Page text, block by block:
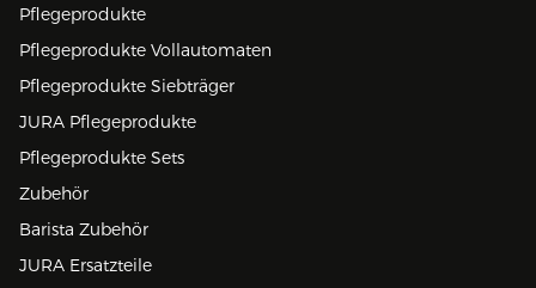
Pflegeprodukte
Pflegeprodukte Vollautomaten
Pflegeprodukte Siebträger
JURA Pflegeprodukte
Pflegeprodukte Sets
Zubehör
Barista Zubehör
JURA Ersatzteile